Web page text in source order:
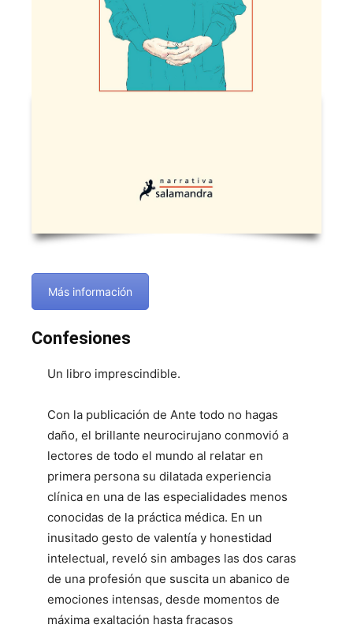
Más información
Confesiones
Un libro imprescindible.
Con la publicación de Ante todo no hagas
daño, el brillante neurocirujano conmovió a
lectores de todo el mundo al relatar en
primera persona su dilatada experiencia
clínica en una de las especialidades menos
conocidas de la práctica médica. En un
inusitado gesto de valentía y honestidad
intelectual, reveló sin ambages las dos caras
de una profesión que suscita un abanico de
emociones intensas, desde momentos de
máxima exaltación hasta fracasos